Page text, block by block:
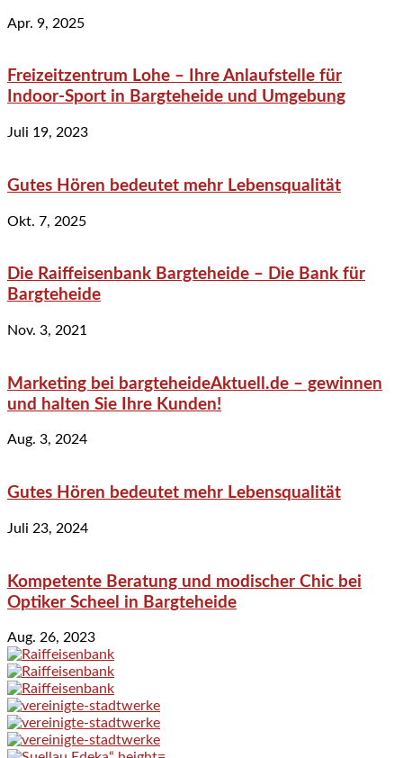
Apr. 9, 2025
Freizeitzentrum Lohe – Ihre Anlaufstelle für
Indoor-Sport in Bargteheide und Umgebung
Juli 19, 2023
Gutes Hören bedeutet mehr Lebensqualität
Okt. 7, 2025
Die Raiffeisenbank Bargteheide – Die Bank für
Bargteheide
Nov. 3, 2021
Marketing bei bargteheideAktuell.de – gewinnen
und halten Sie Ihre Kunden!
Aug. 3, 2024
Gutes Hören bedeutet mehr Lebensqualität
Juli 23, 2024
Kompetente Beratung und modischer Chic bei
Optiker Scheel in Bargteheide
Aug. 26, 2023